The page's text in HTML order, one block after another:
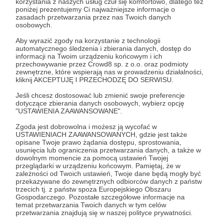
poniżej prezentujemy Ci najważniejsze informacje o
zasadach przetwarzania przez nas Twoich danych
osobowych.
Aby wyrazić zgody na korzystanie z technologii
automatycznego śledzenia i zbierania danych, dostęp do
informacji na Twoim urządzeniu końcowym i ich
przechowywanie przez Crowd8 sp. z o.o. oraz podmioty
zewnętrzne, które wspierają nas w prowadzeniu działalności,
kliknij AKCEPTUJĘ I PRZECHODZĘ DO SERWISU.
Jeśli chcesz dostosować lub zmienić swoje preferencje
dotyczące zbierania danych osobowych, wybierz opcję
"USTAWIENIA ZAAWANSOWANE".
Zgoda jest dobrowolna i możesz ją wycofać w
USTAWIENIACH ZAAWANSOWANYCH, gdzie jest także
opisane Twoje prawo żądania dostępu, sprostowania,
usunięcia lub ograniczenia przetwarzania danych, a także w
dowolnym momencie za pomocą ustawień Twojej
przeglądarki w urządzeniu końcowym. Pamiętaj, że w
zależności od Twoich ustawień, Twoje dane będą mogły być
przekazywane do zewnętrznych odbiorców danych z państw
trzecich tj. z państw spoza Europejskiego Obszaru
Gospodarczego. Pozostałe szczegółowe informacje na
temat przetwarzania Twoich danych w tym celów
przetwarzania znajdują się w naszej polityce prywatności.
Gdzie jest Smok Wawelski - prototyp gry
edukacyjnej
Na lekcje przygotowuję różne zadania dla dzieci -
uzupełnianie, dopisywanie, łączenie i nawet
rysowanie. Chciałbym to wszystko udostępnić
szerszej grupie osób. W tym celu mam zamiar
stworzyć stronę do tego podkastu. Być może
nawet wydać gry planszowe do nauki polskiej
historii oraz geografii.
Ja lekcje prowadzę bezpłatnie. To samo dotyczy
podkastu. Brakuje mi jednak czasu i środków na
dodatkowe cele jak np. nagranie większej ilości
podkastów. Mam w tej chwili dwa prototypy gier
planszowych. Jedna jest ściśle historyczna, druga
bardziej geograficzna. Mam też w planach
wydanie książki oraz audiobooka z historią Polski
według dzieci. Na wszystko to będą potrzebne
środki oraz więcej czasu. Jeżeli więc chcielibyście
Słuchaj w Patronite Audio!
SłuchajPiotr Borowskiw aplikacji Patronite Audio.
Pobierz aplikację na swój telefon lub słuchaj w
przeglądarce.
Słuchaj
Cele